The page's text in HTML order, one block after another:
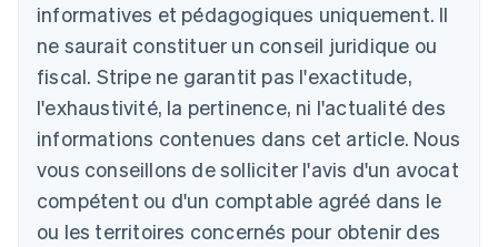
informatives et pédagogiques uniquement. Il
ne saurait constituer un conseil juridique ou
fiscal. Stripe ne garantit pas l'exactitude,
l'exhaustivité, la pertinence, ni l'actualité des
informations contenues dans cet article. Nous
vous conseillons de solliciter l'avis d'un avocat
compétent ou d'un comptable agréé dans le
ou les territoires concernés pour obtenir des
English
Autriche
Deutsch English
Belgique
NederlandsFrançaisDeutschEnglish
Brésil
Bulgarie
English
Canada